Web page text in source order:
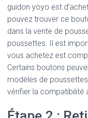
guidon yoyo est
pouvez trouver ce
dans la vente de
poussettes. Il est
vous achetez est
Certains boutons
modèles de
vérifier la compatibilité